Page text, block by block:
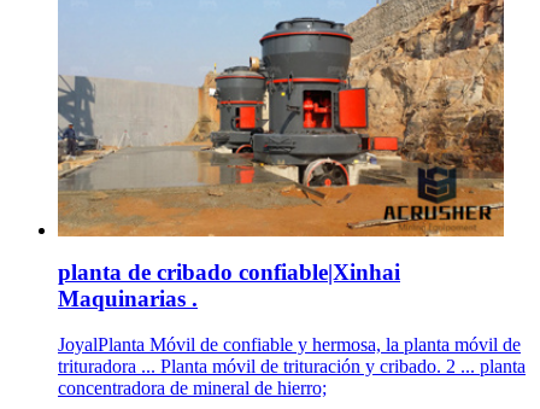
planta de cribado confiable|Xinhai
Maquinarias .
JoyalPlanta Móvil de confiable y hermosa, la planta móvil de
trituradora ... Planta móvil de trituración y cribado. 2 ... planta
concentradora de mineral de hierro;